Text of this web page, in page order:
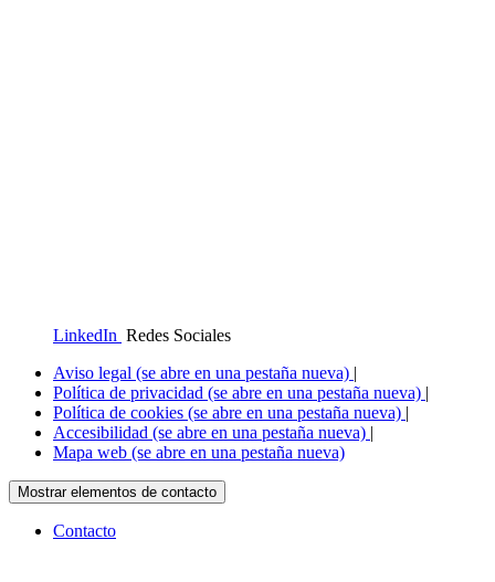
LinkedIn Redes Sociales
Aviso legal (se abre en una pestaña nueva) |
Política de privacidad (se abre en una pestaña nueva) |
Política de cookies (se abre en una pestaña nueva) |
Accesibilidad (se abre en una pestaña nueva) |
Mapa web (se abre en una pestaña nueva)
Mostrar elementos de contacto
Contacto